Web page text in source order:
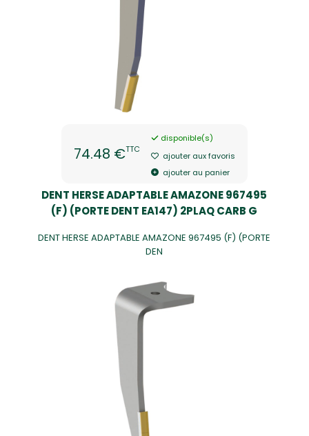
74.48 €TTC
disponible(s)
ajouter aux favoris
ajouter au panier
DENT HERSE ADAPTABLE AMAZONE 967495
(F) (PORTE DENT EA147) 2PLAQ CARB G
DENT HERSE ADAPTABLE AMAZONE 967495 (F) (PORTE
DEN